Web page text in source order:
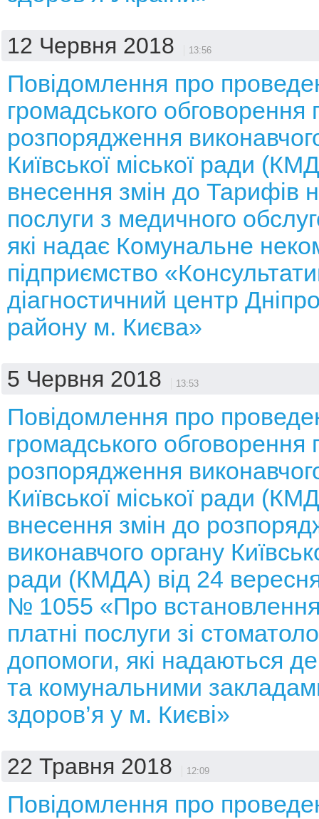
12 Червня 2018 13:56
Повідомлення про
громадського обговорення
розпорядження
Київської міської ради
внесення змін до Тарифів
послуги з медичного
які надає Комунальне
підприємство
діагностичний центр
району м. Києва»
5 Червня 2018 13:53
Повідомлення про
громадського обговорення
розпорядження
Київської міської ради
внесення змін до
виконавчого органу
ради (КМДА) від 24
№ 1055 «Про
платні послуги зі
допомоги, які надаються
та комунальними
здоров’я у м. Києві»
22 Травня 2018 12:09
Повідомлення про